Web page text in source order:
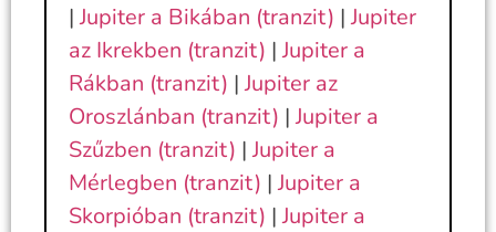
|Jupiter a Bikában (tranzit) |Jupiter
az Ikrekben (tranzit) |Jupiter a
Rákban (tranzit) |Jupiter az
Oroszlánban (tranzit) |Jupiter a
Szűzben (tranzit) |Jupiter a
Mérlegben (tranzit) |Jupiter a
Skorpióban (tranzit) |Jupiter a